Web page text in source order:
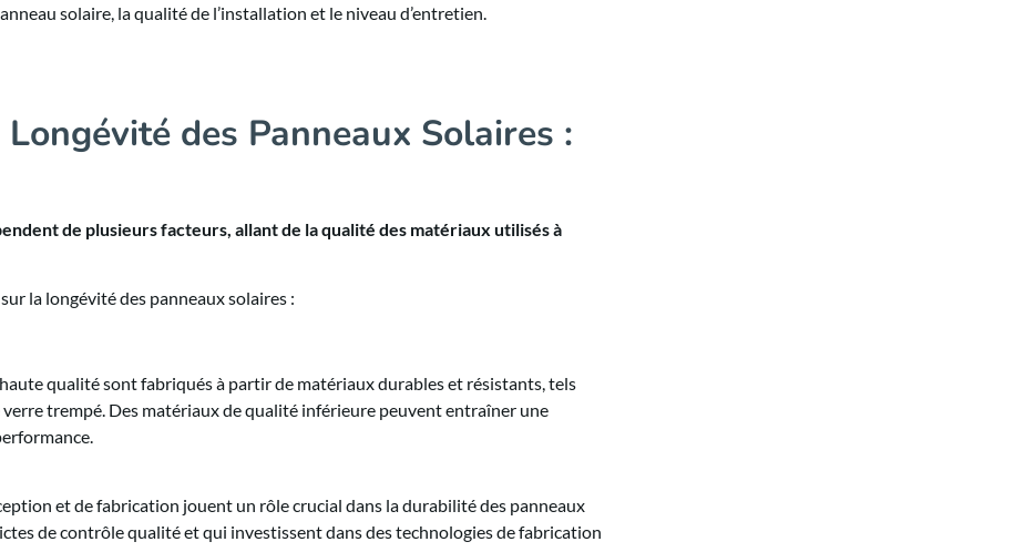
solaire, la qualité de l’installation et le niveau d’entretien.
des Panneaux Solaires :
de plusieurs facteurs, allant de la qualité des matériaux utilisés à
la longévité des panneaux solaires :
qualité sont fabriqués à partir de matériaux durables et résistants, tels
trempé. Des matériaux de qualité inférieure peuvent entraîner une
et de fabrication jouent un rôle crucial dans la durabilité des panneaux
de contrôle qualité et qui investissent dans des technologies de fabrication